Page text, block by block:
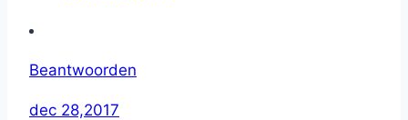
Beantwoorden
dec 28,2017